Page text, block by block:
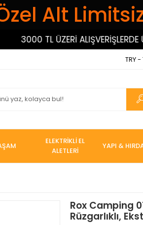
Alt
TL ÜZERİ ALIŞVERİŞLERDE
TRY -
ELEKTRİKLİ EL
ALETLERİ
YAPI &
Rox Camping
Rüzgarlıklı,